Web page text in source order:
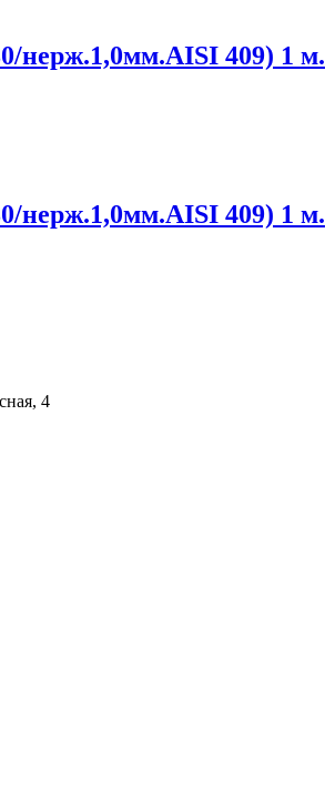
нерж.1,0мм.AISI 409) 1 м.
нерж.1,0мм.AISI 409) 1 м.
4